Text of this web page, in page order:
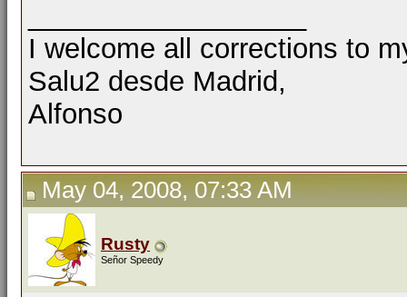
I welcome all corrections to
Salu2 desde Madrid,
Alfonso
May 04, 2008, 07:33 AM
Rusty
Señor Speedy